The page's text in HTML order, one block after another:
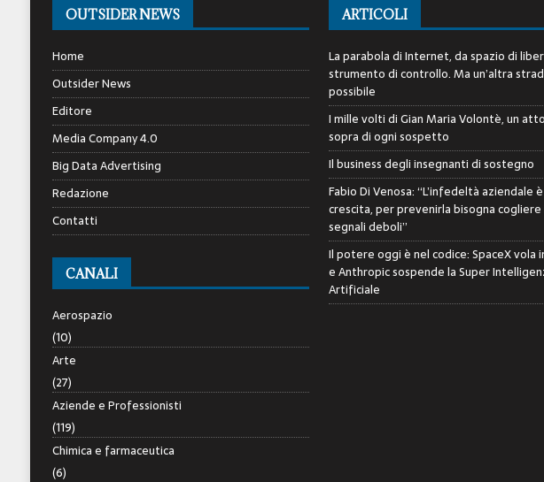
OUTSIDER NEWS
Home
Outsider News
Editore
Media Company 4.0
Big Data Advertising
Redazione
Contatti
CANALI
Aerospazio
(10)
Arte
(27)
Aziende e Professionisti
(119)
Chimica e farmaceutica
(6)
ARTICOLI
La parabola di Internet, da spazio di
strumento di controllo. Ma un’altra
possibile
I mille volti di Gian Maria Volontè, un
sopra di ogni sospetto
Il business degli insegnanti di sostegno
Fabio Di Venosa: “L’infedeltà aziendale
crescita, per prevenirla bisogna cogliere
segnali deboli”
Il potere oggi è nel codice: SpaceX vola
e Anthropic sospende la Super
Artificiale